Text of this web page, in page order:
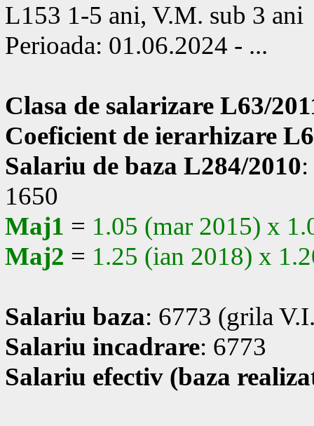
L153 1-5 ani, V.M. sub 3 ani
Perioada: 01.06.2024 - ...
Clasa de salarizare L63/
Coeficient de ierarhizare
Salariu de baza L284/2010
1650
Maj1 = 1.05 (mar 2015) x
Maj2 = 1.25 (ian 2018) x
Salariu baza: 6773 (grila
Salariu incadrare: 6773
Salariu efectiv (baza